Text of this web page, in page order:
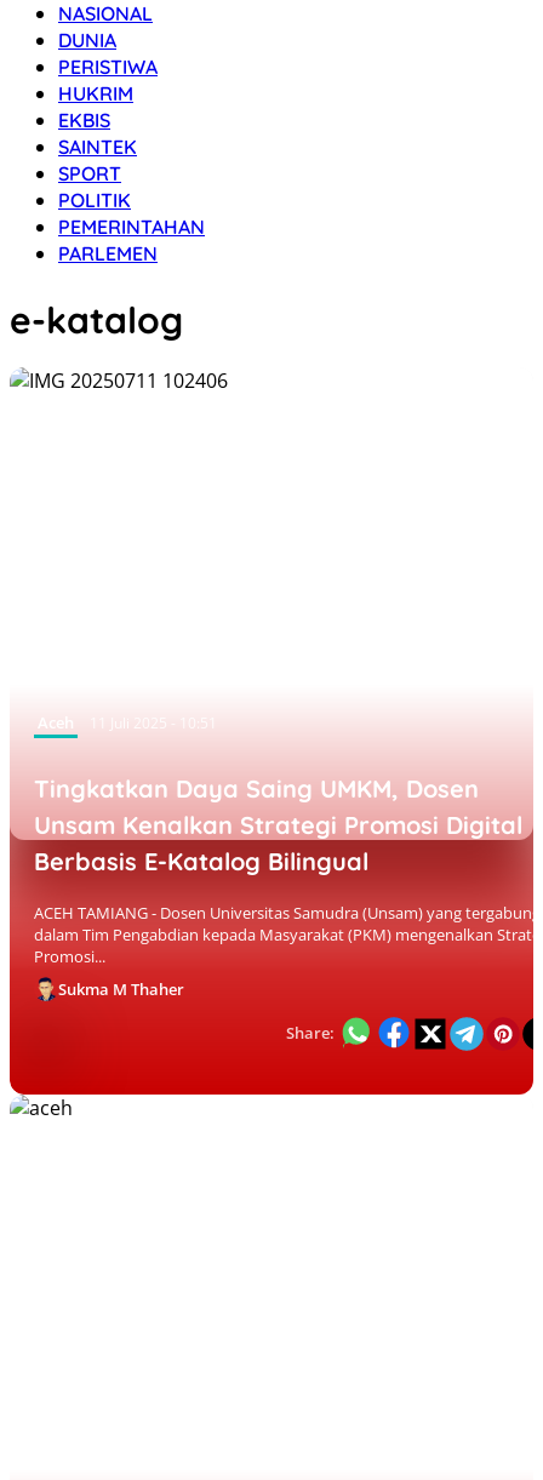
NASIONAL
DUNIA
PERISTIWA
HUKRIM
EKBIS
SAINTEK
SPORT
POLITIK
PEMERINTAHAN
PARLEMEN
e-katalog
Aceh
Tingkatkan Daya Saing UMKM, Dosen
Unsam Kenalkan Strategi Promosi Digital
Berbasis E-Katalog Bilingual
ACEH TAMIANG - Dosen Universitas Samudra (Unsam) yang tergabung
dalam Tim Pengabdian kepada Masyarakat (PKM) mengenalkan
Promosi...
Sukma M Thaher
Share: